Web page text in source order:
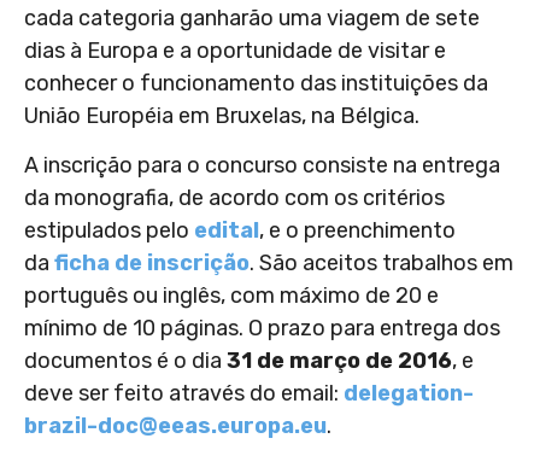
cada categoria ganharão uma viagem de sete
dias à Europa e a oportunidade de visitar e
conhecer o funcionamento das instituições da
União Européia em Bruxelas, na Bélgica.
A inscrição para o concurso consiste na entrega
da monografia, de acordo com os critérios
estipulados pelo edital, e o preenchimento
da ficha de inscrição. São aceitos trabalhos em
português ou inglês, com máximo de 20 e
mínimo de 10 páginas. O prazo para entrega dos
documentos é o dia 31 de março de 2016, e
deve ser feito através do email: delegation-
brazil-doc@eeas.europa.eu.